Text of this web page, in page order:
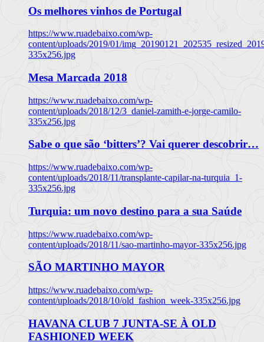
Os melhores vinhos de Portugal
https://www.ruadebaixo.com/wp-
content/uploads/2019/01/
335x256.jpg
Mesa Marcada 2018
https://www.ruadebaixo.com/wp-
content/uploads/2018/12/3_daniel-zamith-e-jorge-camilo-
335x256.jpg
Sabe o que são ‘bitters’? Vai querer descobrir…
https://www.ruadebaixo.com/wp-
content/uploads/2018/11/transplante-capilar-na-turquia_1-
335x256.jpg
Turquia: um novo destino para a sua Saúde
https://www.ruadebaixo.com/wp-
content/uploads/2018/11/sao-martinho-mayor-335x256.jpg
SÃO MARTINHO MAYOR
https://www.ruadebaixo.com/wp-
content/uploads/2018/10/old_fashion_week-335x256.jpg
HAVANA CLUB 7 JUNTA-SE À OLD
FASHIONED WEEK